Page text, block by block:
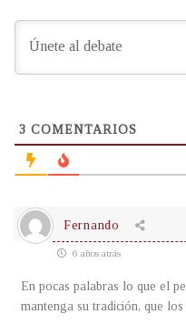
3 COMENTARIOS
Fernando
6 años atrás
En pocas palabras lo que el
mantenga su tradición, que